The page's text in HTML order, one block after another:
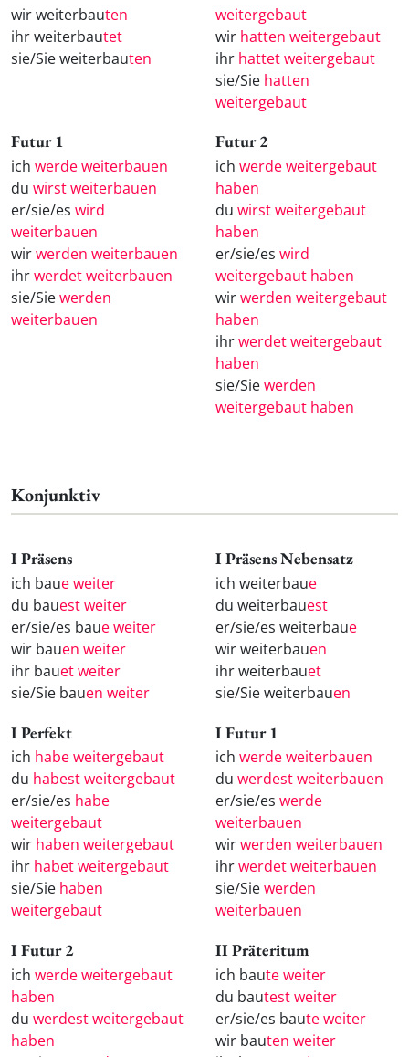
wir weiterbauten
ihr weiterbautet
sie/Sie weiterbauten
weitergebaut
wir hatten weitergebaut
ihr hattet weitergebaut
sie/Sie hatten
weitergebaut
Futur 1
ich werde weiterbauen
du wirst weiterbauen
er/sie/es wird
weiterbauen
wirwerden weiterbauen
ihrwerdet weiterbauen
sie/Siewerden
weiterbauen
Futur 2
ich werde weitergebaut
haben
du wirst weitergebaut
haben
er/sie/es wird
weitergebaut haben
wirwerden weitergebaut
haben
ihrwerdet weitergebaut
haben
sie/Siewerden
weitergebaut haben
Konjunktiv
I Präsens
ich baue weiter
du bauest weiter
er/sie/es baue weiter
wir bauen weiter
ihr bauet weiter
sie/Sie bauen weiter
I Präsens Nebensatz
ich weiterbaue
du weiterbauest
er/sie/es weiterbaue
wir weiterbauen
ihr weiterbauet
sie/Sie weiterbauen
I Perfekt
ich habe weitergebaut
du habest weitergebaut
er/sie/es habe
weitergebaut
wir haben weitergebaut
ihr habet weitergebaut
sie/Sie haben
weitergebaut
I Futur 1
ich werde weiterbauen
du werdest weiterbauen
er/sie/es werde
weiterbauen
wirwerden weiterbauen
ihrwerdet weiterbauen
sie/Siewerden
weiterbauen
I Futur 2
ich werde weitergebaut
haben
du werdest weitergebaut
haben
II Präteritum
ich baute weiter
du bautest weiter
er/sie/es baute weiter
wir bauten weiter